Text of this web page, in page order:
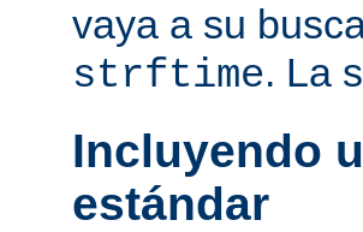
vaya a su
strftime. La
Incluyendo
estándar